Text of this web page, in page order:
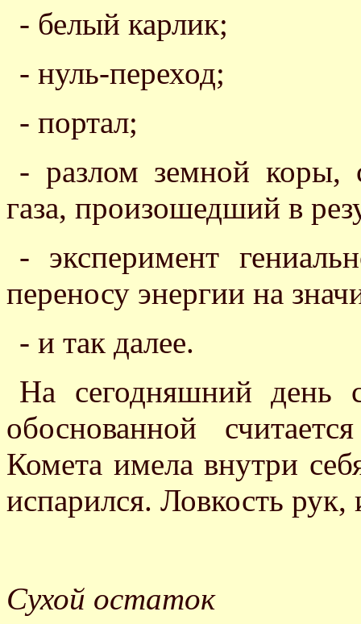
- белый карлик;
- нуль-переход;
- портал;
- разлом земной коры,
газа, произошедший в
- эксперимент
переносу энергии на
- и так далее.
На сегодняшний день
обоснованной
Комета имела внутри
испарился. Ловкость
Сухой остаток